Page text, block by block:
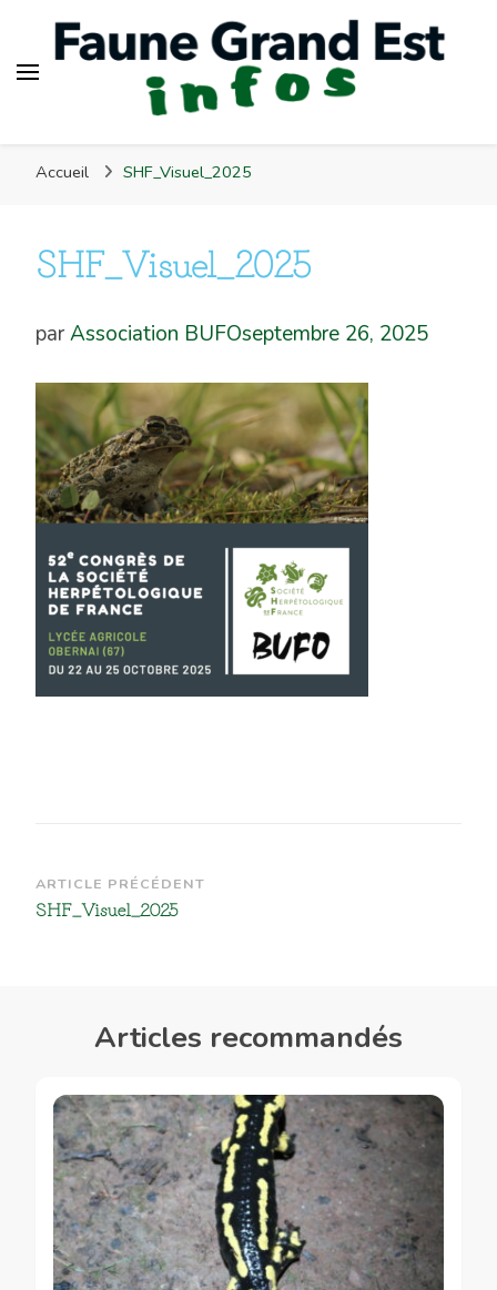
Accueil SHF_Visuel_2025
SHF_Visuel_2025
parAssociation BUFOseptembre 26, 2025
Navigation
d’article
ARTICLE PRÉCÉDENT
SHF_Visuel_2025
Articles recommandés